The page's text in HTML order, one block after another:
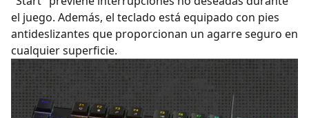
el juego. Además, el teclado está equipado con pies
antideslizantes que proporcionan un agarre seguro en
cualquier superficie.